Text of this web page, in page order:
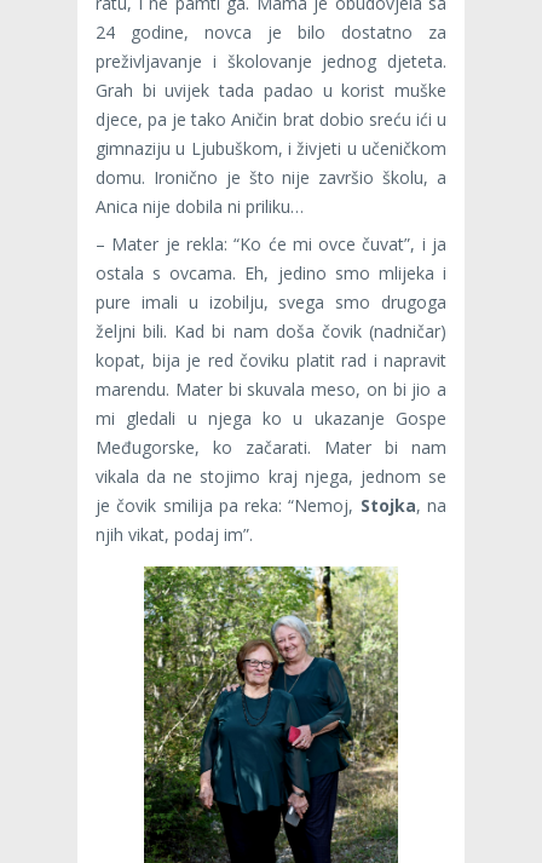
24 godine, novca je bilo dostatno za
preživljavanje i školovanje jednog djeteta.
Grah bi uvijek tada padao u korist muške
djece, pa je tako Aničin brat dobio sreću ići u
gimnaziju u Ljubuškom, i živjeti u učeničkom
domu. Ironično je što nije završio školu, a
Anica nije dobila ni priliku…
– Mater je rekla: “Ko će mi ovce čuvat”, i ja
ostala s ovcama. Eh, jedino smo mlijeka i
pure imali u izobilju, svega smo drugoga
željni bili. Kad bi nam doša čovik (nadničar)
kopat, bija je red čoviku platit rad i napravit
marendu. Mater bi skuvala meso, on bi jio a
mi gledali u njega ko u ukazanje Gospe
Međugorske, ko začarati. Mater bi nam
vikala da ne stojimo kraj njega, jednom se
je čovik smilija pa reka: “Nemoj, Stojka, na
njih vikat, podaj im”.